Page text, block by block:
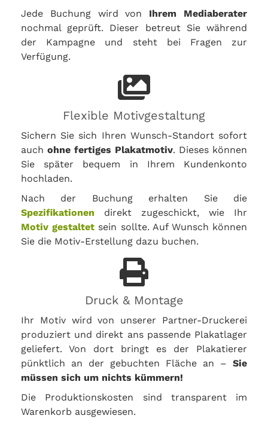
Jede Buchung wird von Ihrem Mediaberater
nochmal geprüft. Dieser betreut Sie während
der Kampagne und steht bei Fragen zur
Verfügung.
Flexible Motivgestaltung
Sichern Sie sich Ihren Wunsch-Standort sofort
auch ohne fertiges Plakatmotiv. Dieses können
Sie später bequem in Ihrem Kundenkonto
hochladen.
Nach der Buchung erhalten Sie die
Spezifikationen direkt zugeschickt, wie Ihr
Motiv gestaltet sein sollte. Auf Wunsch können
Sie die Motiv-Erstellung dazu buchen.
Druck & Montage
Ihr Motiv wird von unserer Partner-Druckerei
produziert und direkt ans passende Plakatlager
geliefert. Von dort bringt es der Plakatierer
pünktlich an der gebuchten Fläche an – Sie
müssen sich um nichts kümmern!
Die Produktionskosten sind transparent im
Warenkorb ausgewiesen.